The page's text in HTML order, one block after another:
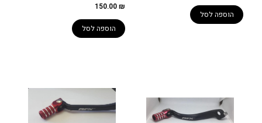
הוספה לסל
150.00₪
הוספה לסל